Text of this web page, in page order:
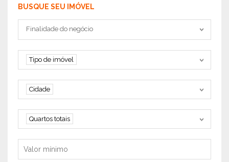
BUSQUE SEU IMÓVEL
Tipo negociação
Finalidade do negócio
Tipo de imóvel
Tipo de imóvel
Cidade
Cidade
Quartos
Quartos totais
Valor mínimo